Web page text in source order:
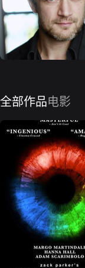
全部作品电影